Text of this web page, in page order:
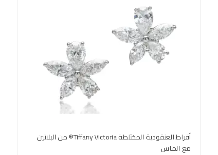
أقراط العنقودية المختلطة Tiffany Victoria® من البلاتين
مع الماس